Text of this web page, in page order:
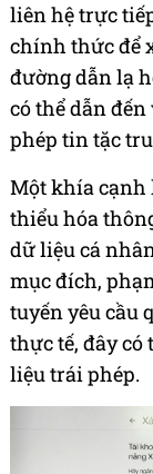
liên hệ trực
chính thức để
đường dẫn lạ
có thể dẫn
phép tin tặc
Một khía cạnh
thiểu hóa
dữ liệu cá
mục đích,
tuyến yêu cầu
thực tế, đây
liệu trái phép.